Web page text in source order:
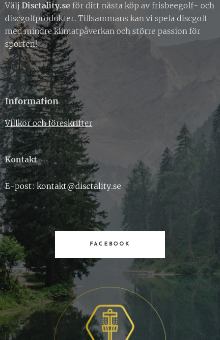
Välj Disctality.se för ditt nästa köp av frisbeegolf- och
discgolfprodukter. Tillsammans kan vi spela discgolf
med mindre klimatpåverkan och större passion för
sporten!
Information
Villkor och föreskrifter
Kontakt
E-post: kontakt@disctality.se
FACEBOOK